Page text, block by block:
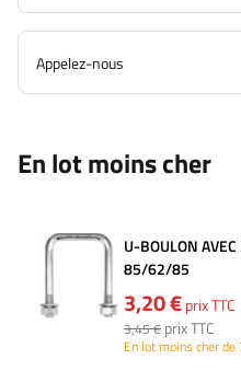
Appelez-nous
En lot moins cher
U-BOULON
85/62/85
3,20 €prix TTC
3,45 € prix TTC
En lot moins cher de